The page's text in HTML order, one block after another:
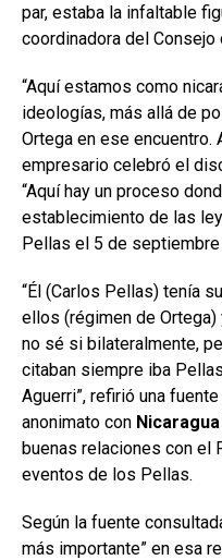
par, estaba la infaltable
coordinadora del Consejo
“Aquí estamos como
ideologías, más allá de
Ortega en ese encuentro.
empresario celebró el
“Aquí hay un proceso
establecimiento de las
Pellas el 5 de
“Él (Carlos Pellas) tenía
ellos (régimen de Ortega)
no sé si bilateralmente,
citaban siempre iba
Aguerri”, refirió una
anonimato con
buenas relaciones con el
eventos de los Pellas.
Según la fuente
más importante” en esa